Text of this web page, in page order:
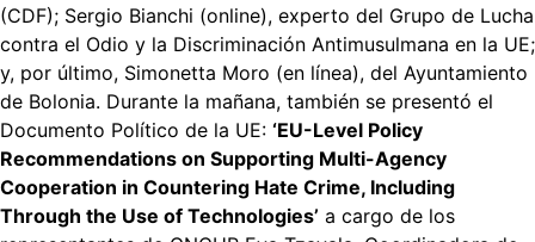
(CDF); Sergio Bianchi (online), experto del Grupo de Lucha
contra el Odio y la Discriminación Antimusulmana en la UE;
y, por último, Simonetta Moro (en línea), del Ayuntamiento
de Bolonia. Durante la mañana, también se presentó el
Documento Político de la UE: ‘EU-Level Policy
Recommendations on Supporting Multi-Agency
Cooperation in Countering Hate Crime, Including
Through the Use of Technologies’ a cargo de los